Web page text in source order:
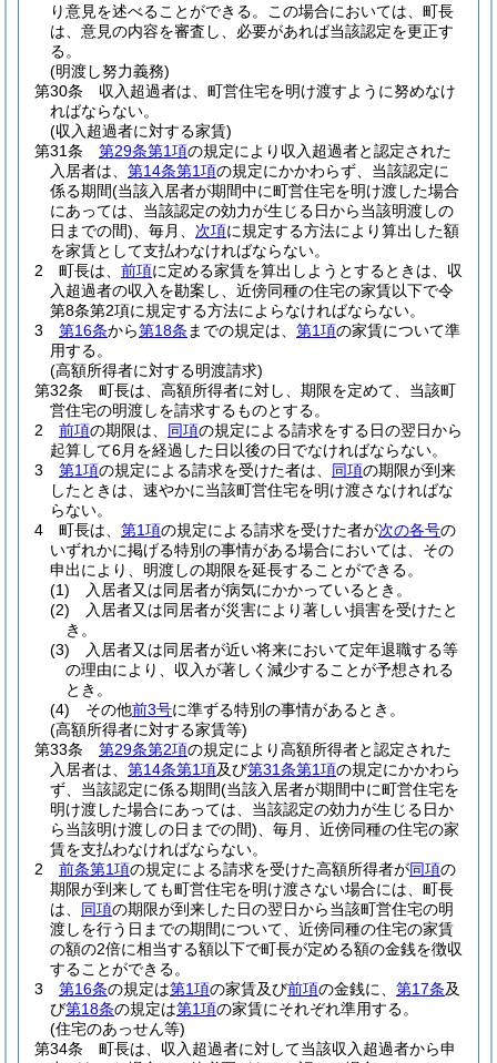
り意見を述べることができる。
この場合においては、町長
は、意見の内容を審査し、必要があれば当該認定を更正す
る。
(明渡し努力義務)
第30条
収入超過者は、町営住宅を明け渡すように努めなけ
ればならない。
(収入超過者に対する家賃)
第31条
第29条第1項の規定により収入超過者と認定された
入居者は、 第14条第1項の規定にかかわらず、当該認定に
係る期間(当該入居者が期間中に町営住宅を明け渡した場合
にあっては、当該認定の効力が生じる日から当該明渡しの
日までの間) 、毎月、 次項に規定する方法により算出した額
を家賃として支払わなければならない。
2
町長は、 前項に定める家賃を算出しようとするときは、収
入超過者の収入を勘案し、近傍同種の住宅の家賃以下で令
第8条第2項に規定する方法によらなければならない。
3
第16条から第18条 までの規定は、 第1項の家賃について準
用する。
(高額所得者に対する明渡請求)
第32条
町長は、高額所得者に対し、期限を定めて、当該町
営住宅の明渡しを請求するものとする。
2
前項の期限は、 同項の規定による請求をする日の翌日から
起算して6月を経過した日以後の日でなければならない。
3
第1項の規定による請求を受けた者は、 同項の期限が到来
したときは、速やかに当該町営住宅を明け渡さなければな
らない。
4
町長は、 第1項の規定による請求を受けた者が次の各号の
いずれかに掲げる特別の事情がある場合においては、その
申出により、明渡しの期限を延長することができる。
(1)
入居者又は同居者が病気にかかっているとき。
(2)
入居者又は同居者が災害により著しい損害を受けたと
き。
(3)
入居者又は同居者が近い将来において定年退職する等
の理由により、収入が著しく減少することが予想される
とき。
(4)
その他前3号に準ずる特別の事情があるとき。
(高額所得者に対する家賃等)
第33条
第29条第2項の規定により高額所得者と認定された
入居者は、 第14条第1項及び第31条第1項の規定にかかわら
ず、当該認定に係る期間(当該入居者が期間中に町営住宅を
明け渡した場合にあっては、当該認定の効力が生じる日か
ら当該明け渡しの日までの間) 、毎月、近傍同種の住宅の家
賃を支払わなければならない。
2
前条第1項の規定による請求を受けた高額所得者が同項の
期限が到来しても町営住宅を明け渡さない場合には、町長
は、 同項の期限が到来した日の翌日から当該町営住宅の明
渡しを行う日までの期間について、近傍同種の住宅の家賃
の額の2倍に相当する額以下で町長が定める額の金銭を徴収
することができる。
3
第16条の規定は第1項の家賃及び前項の金銭に、 第17条及
び第18条の規定は第1項の家賃にそれぞれ準用する。
(住宅のあっせん等)
第34条
町長は、収入超過者に対して当該収入超過者から申